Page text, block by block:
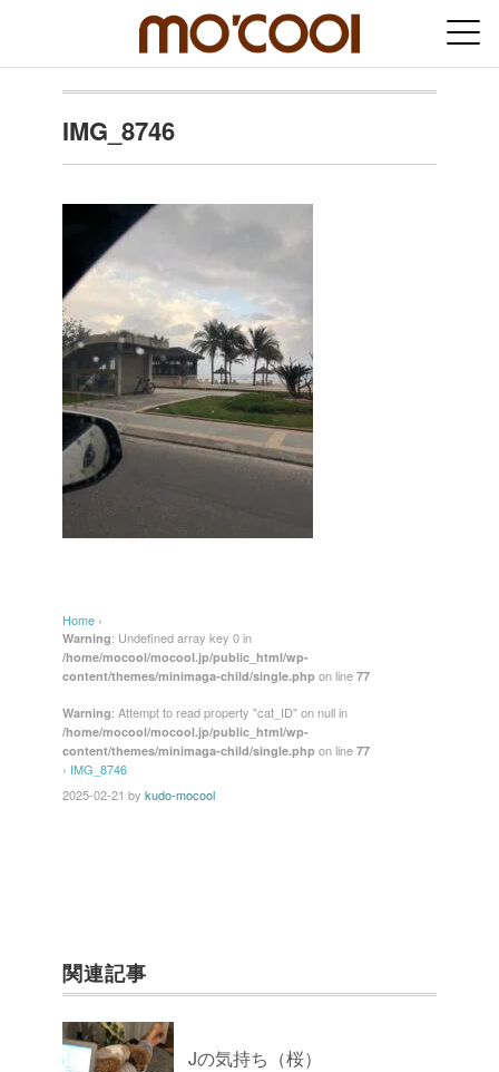
IMG_8746
Home ›
Warning: Undefined array key 0 in
/home/mocool/mocool.jp/public_html/wp-
content/themes/minimaga-child/single.php on line 77
Warning: Attempt to read property "cat_ID" on null in
/home/mocool/mocool.jp/public_html/wp-
content/themes/minimaga-child/single.php on line 77
› IMG_8746
2025-02-21 by kudo-mocool
関連記事
Jの気持ち（桜）